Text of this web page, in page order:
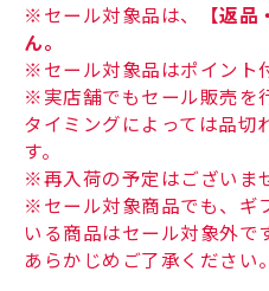
※セール対象品は、
【返
ん。
※セール対象品はポイント
※実店舗でもセール販売を
タイミングによっては品切
す。
※再入荷の予定はございま
※セール対象商品でも、ギ
いる商品はセール対象外で
あらかじめご了承ください。